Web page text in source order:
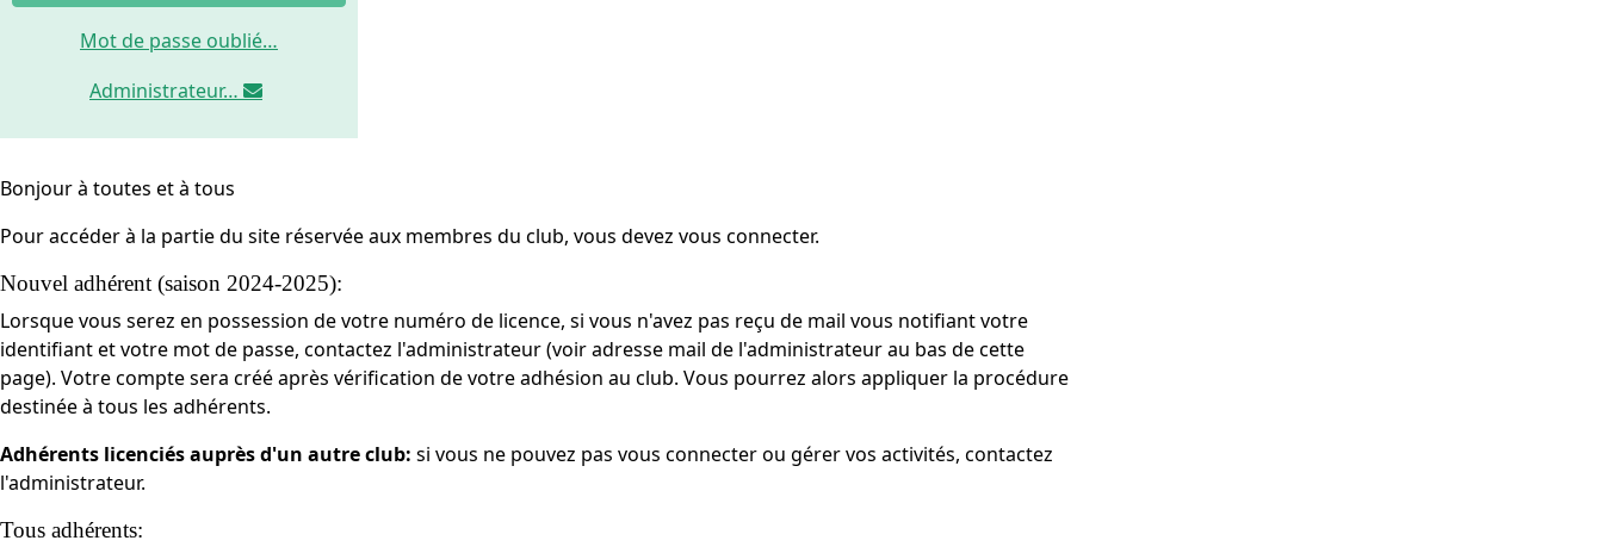
Mot de passe oublié…
Administrateur…
Bonjour à toutes et à tous
Pour accéder à la partie du site réservée aux membres du club, vous devez vous connecter.
Nouvel adhérent (saison 2024-2025):
Lorsque vous serez en possession de votre numéro de licence, si vous n'avez pas reçu de mail vous notifiant votre
identifiant et votre mot de passe, contactez l'administrateur (voir adresse mail de l'administrateur au bas de cette
page). Votre compte sera créé après vérification de votre adhésion au club. Vous pourrez alors appliquer la procédure
destinée à tous les adhérents.
Adhérents licenciés auprès d'un autre club: si vous ne pouvez pas vous connecter ou gérer vos activités, contactez
l'administrateur.
Tous adhérents: